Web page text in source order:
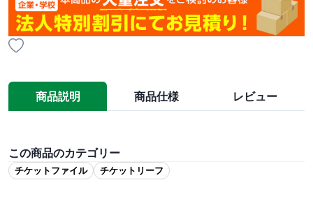
商品説明 商品仕様 レビュー
この商品のカテゴリー
チケットファイル チケットリーフ